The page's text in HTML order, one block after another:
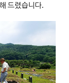
드렸습니다.